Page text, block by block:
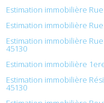
Estimation immobilière
Estimation immobilière
Estimation immobilière
45130
Estimation immobilière
Estimation immobilière
45130